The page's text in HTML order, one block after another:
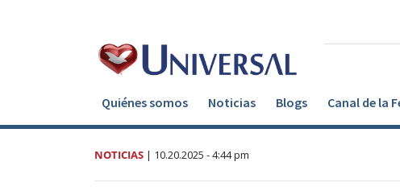
Quiénes somos Noticias Blogs Canal de la
NOTICIAS | 10.20.2025 - 4:44 pm